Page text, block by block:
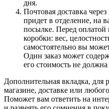
дня.
Почтовая доставка
придет в отделение, на
посылке. Перед оплатой
коробки: вес,
самостоятельно вы
Один заказ может
его стоимость не
Дополнительная вкладка,
магазине, доставке или
Поможет вам ответить на